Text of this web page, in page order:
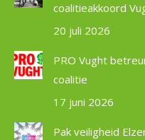
coalitieakkoord
20 juli 2026
PRO Vught
coalitie
17 juni 2026
Pak veiligheid